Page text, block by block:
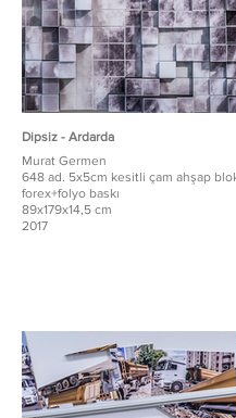
Dipsiz - Ardarda
Murat Germen
648 ad. 5x5cm kesitli çam ahşap
forex+folyo baskı
89x179x14,5 cm
2017